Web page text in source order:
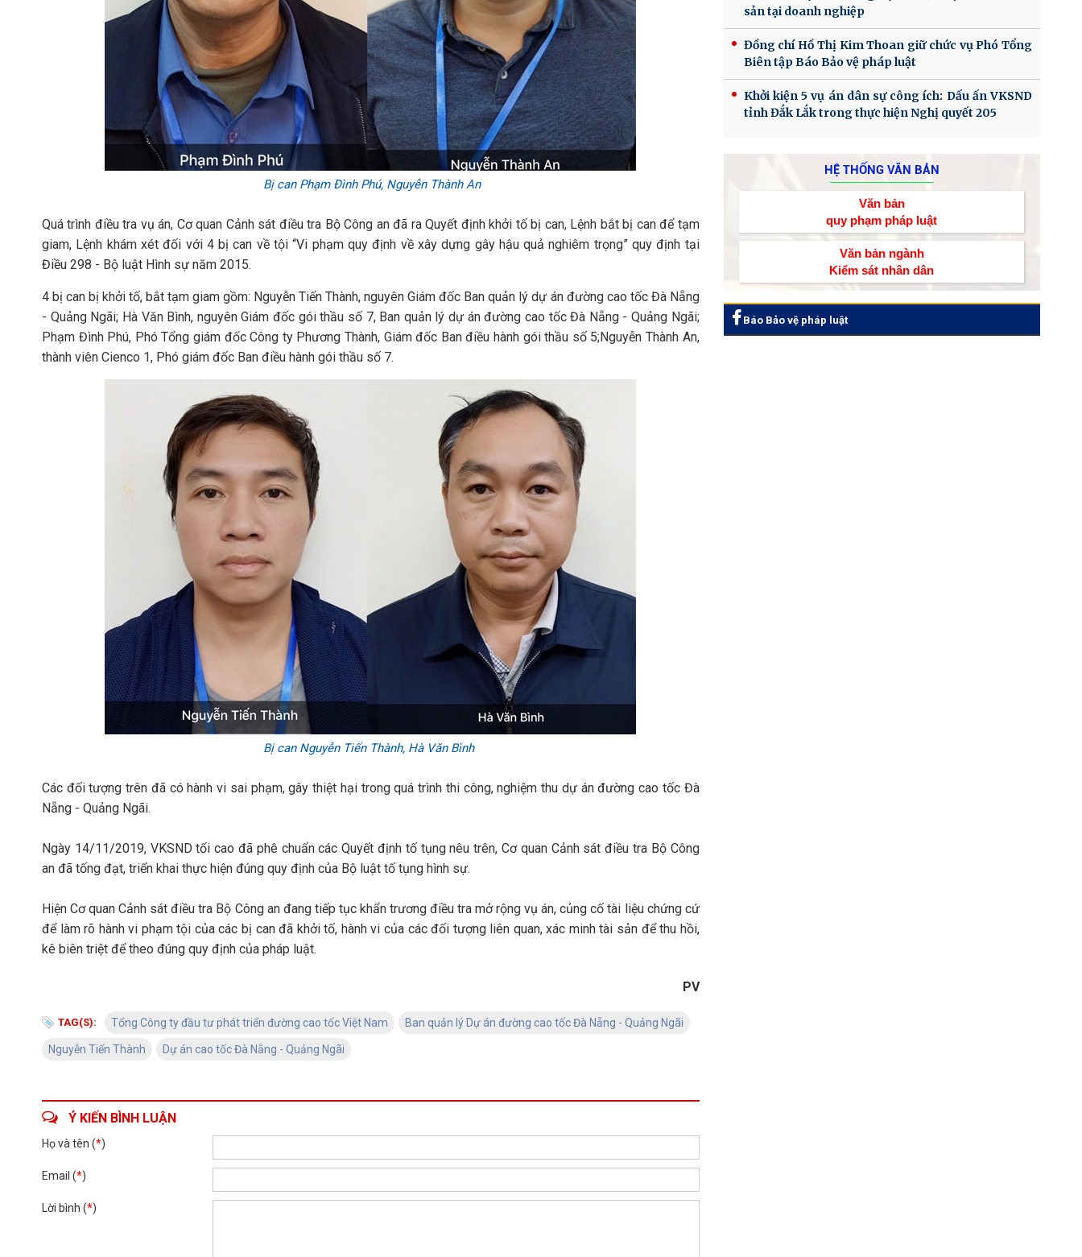
Bị can Phạm Đình Phú, Nguyễn Thành An
Quá trình điều tra vụ án, Cơ quan Cảnh sát điều tra Bộ Công an đã ra Quyết định khởi tố bị can, Lệnh bắt bị can để tạm
giam, Lệnh khám xét đối với 4 bị can về tội “Vi phạm quy định về xây dựng gây hậu quả nghiêm trọng” quy định tại
Điều 298 - Bộ luật Hình sự năm 2015.
4 bị can bị khởi tố, bắt tạm giam gồm: Nguyễn Tiến Thành, nguyên Giám đốc Ban quản lý dự án đường cao tốc Đà Nẵng
- Quảng Ngãi; Hà Văn Bình, nguyên Giám đốc gói thầu số 7, Ban quản lý dự án đường cao tốc Đà Nẵng - Quảng Ngãi;
Phạm Đình Phú, Phó Tổng giám đốc Công ty Phương Thành, Giám đốc Ban điều hành gói thầu số 5;Nguyễn Thành An,
thành viên Cienco 1, Phó giám đốc Ban điều hành gói thầu số 7.
Bị can Nguyễn Tiến Thành, Hà Văn Bình
Các đối tượng trên đã có hành vi sai phạm, gây thiệt hại trong quá trình thi công, nghiệm thu dự án đường cao tốc Đà
Nẵng - Quảng Ngãi.
Ngày 14/11/2019, VKSND tối cao đã phê chuẩn các Quyết định tố tụng nêu trên, Cơ quan Cảnh sát điều tra Bộ Công
an đã tống đạt, triển khai thực hiện đúng quy định của Bộ luật tố tụng hình sự.
Hiện Cơ quan Cảnh sát điều tra Bộ Công an đang tiếp tục khẩn trương điều tra mở rộng vụ án, củng cố tài liệu chứng cứ
để làm rõ hành vi phạm tội của các bị can đã khởi tố, hành vi của các đối tượng liên quan, xác minh tài sản để thu hồi,
kê biên triệt để theo đúng quy định của pháp luật.
PV
TAG(S): Tổng Công ty đầu tư phát triển đường cao tốc Việt Nam Ban quản lý Dự án đường cao tốc Đà Nẵng - Quảng Ngãi
Nguyễn Tiến Thành Dự án cao tốc Đà Nẵng - Quảng Ngãi
Ý KIẾN BÌNH LUẬN
Họ và tên (*)
Email (*)
Lời bình (*)
sản tại doanh nghiệp
Đồng chí Hồ Thị Kim Thoan giữ chức vụ Phó Tổng
Biên tập Báo Bảo vệ pháp luật
Khởi kiện 5 vụ án dân sự công ích: Dấu ấn VKSND
tỉnh Đắk Lắk trong thực hiện Nghị quyết 205
HỆ THỐNG VĂN BẢN
Văn bản
quy phạm pháp luật
Văn bản ngành
Kiểm sát nhân dân
Báo Bảo vệ pháp luật